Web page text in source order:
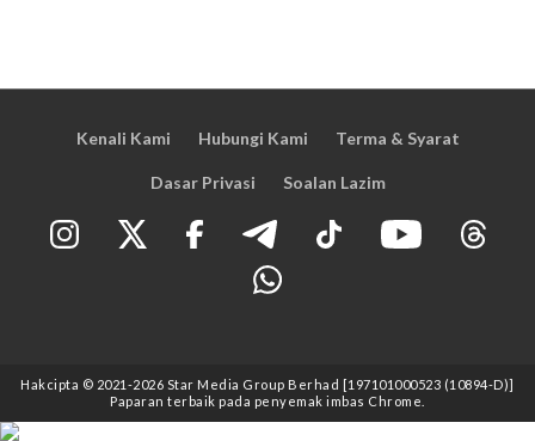
Kenali Kami Hubungi Kami Terma & Syarat
Dasar Privasi Soalan Lazim
Hakcipta © 2021 -2026 Star Media Group Berhad [197101000523 (10894-D)]
Paparan terbaik pada penyemak imbas Chrome.